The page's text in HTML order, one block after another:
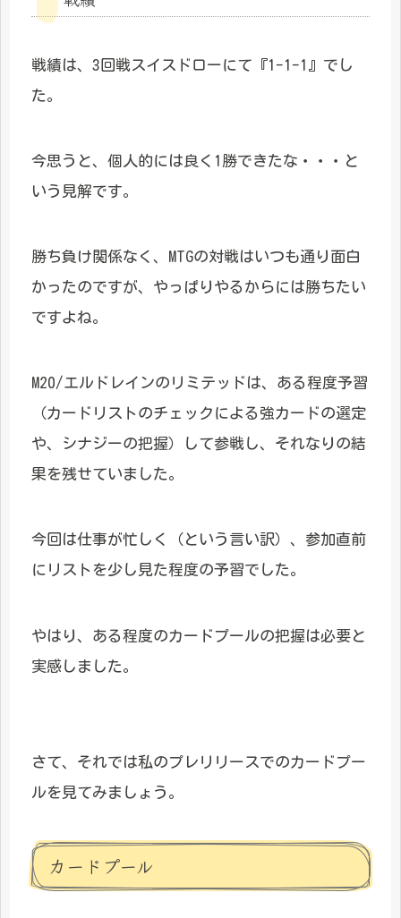
戦績は、3回戦スイスドローにて『1-1-1』でし
た。
今思うと、個人的には良く1勝できたな・・・と
いう見解です。
勝ち負け関係なく、MTGの対戦はいつも通り面白
かったのですが、やっぱりやるからには勝ちたい
ですよね。
M20/エルドレインのリミテッドは、ある程度予習
（カードリストのチェックによる強カードの選定
や、シナジーの把握）して参戦し、それなりの結
果を残せていました。
今回は仕事が忙しく（という言い訳）、参加直前
にリストを少し見た程度の予習でした。
やはり、ある程度のカードプールの把握は必要と
実感しました。
さて、それでは私のプレリリースでのカードプー
ルを見てみましょう。
カードプール